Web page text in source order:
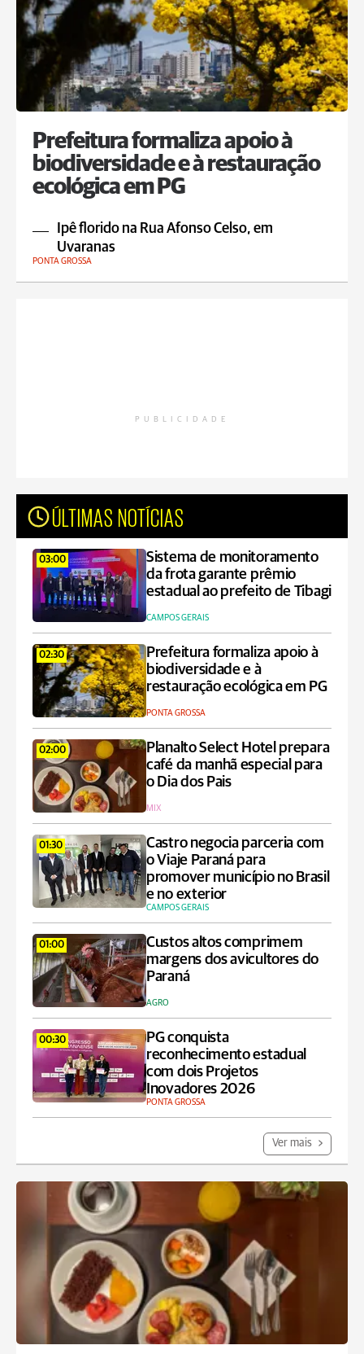
Prefeitura formaliza apoio à
biodiversidade e à restauração
ecológica em PG
Ipê florido na Rua Afonso Celso, em
Uvaranas
PONTA GROSSA
PUBLICIDADE
ÚLTIMAS NOTÍCIAS
03:00
Sistema de monitoramento
da frota garante prêmio
estadual ao prefeito de Tibagi
CAMPOS GERAIS
02:30
Prefeitura formaliza apoio à
biodiversidade e à
restauração ecológica em PG
PONTA GROSSA
02:00
Planalto Select Hotel prepara
café da manhã especial para
o Dia dos Pais
MIX
01:30
Castro negocia parceria com
o Viaje Paraná para
promover município no Brasil
e no exterior
CAMPOS GERAIS
01:00
Custos altos comprimem
margens dos avicultores do
Paraná
AGRO
00:30
PG conquista
reconhecimento estadual
com dois Projetos
Inovadores 2026
PONTA GROSSA
Ver mais